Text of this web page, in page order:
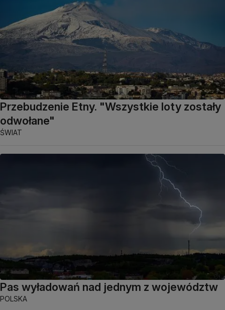
Przebudzenie Etny. "Wszystkie loty zostały
odwołane"
ŚWIAT
Pas wyładowań nad jednym z województw
POLSKA